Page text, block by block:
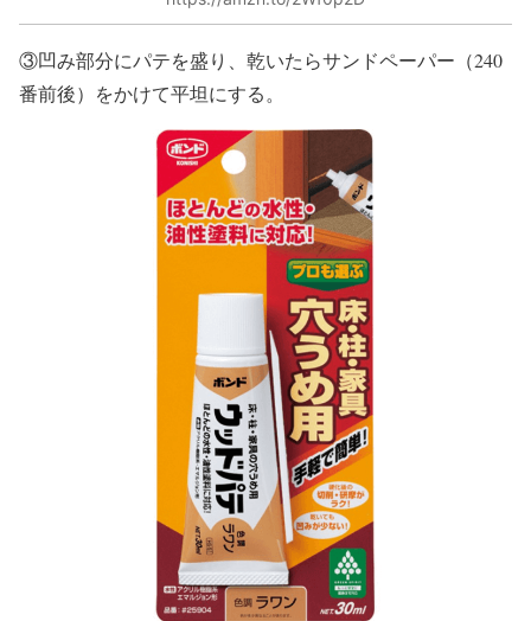
③凹み部分にパテを盛り、乾いたらサンドペーパー（240
番前後）をかけて平坦にする。